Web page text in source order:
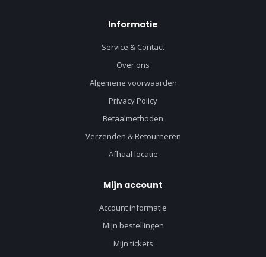
Informatie
Service & Contact
Over ons
Algemene voorwaarden
Privacy Policy
Betaalmethoden
Verzenden & Retourneren
Afhaal locatie
Mijn account
Account informatie
Mijn bestellingen
Mijn tickets